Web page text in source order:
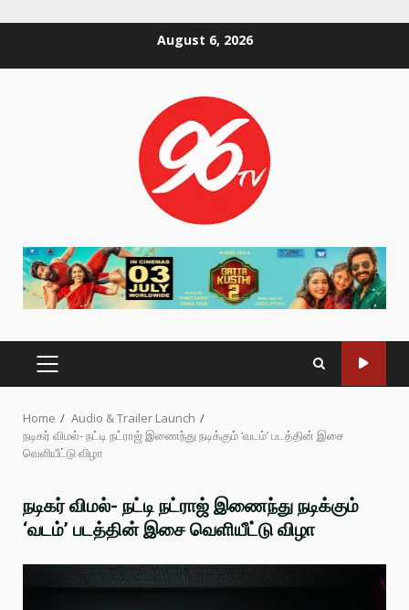
August 6, 2026
PRIMARY
MENU
Home
Audio & Trailer Launch
நடிகர் விமல்- நட்டி நட்ராஜ் இணைந்து நடிக்கும் ‘வடம்’ படத்தின் இசை
வெளியீட்டு விழா
நடிகர் விமல்- நட்டி நட்ராஜ் இணைந்து நடிக்கும்
‘வடம்’ படத்தின் இசை வெளியீட்டு விழா